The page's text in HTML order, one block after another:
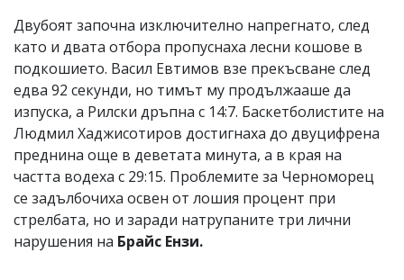
Двубоят започна изключително напрегнато, след
като и двата отбора пропуснаха лесни кошове в
подкошието. Васил Евтимов взе прекъсване след
едва 92 секунди, но тимът му продължааше да
изпуска, а Рилски дръпна с 14:7. Баскетболистите на
Людмил Хаджисотиров достигнаха до двуцифрена
преднина още в деветата минута, а в края на
частта водеха с 29:15. Проблемите за Черноморец
се задълбочиха освен от лошия процент при
стрелбата, но и заради натрупаните три лични
нарушения на Брайс Ензи.